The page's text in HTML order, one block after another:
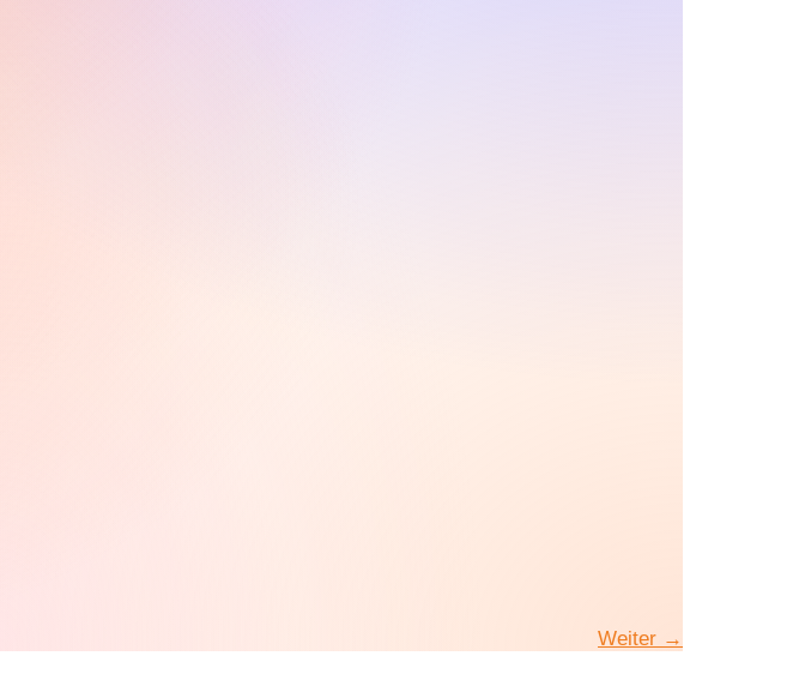
Weiter →